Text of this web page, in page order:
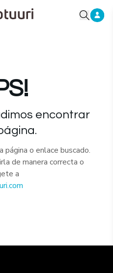
encontrar
o enlace buscado.
de manera correcta o
a